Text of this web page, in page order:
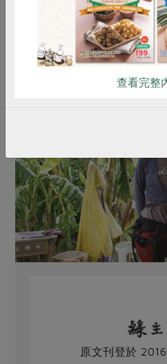
原文刊登於
查看完整